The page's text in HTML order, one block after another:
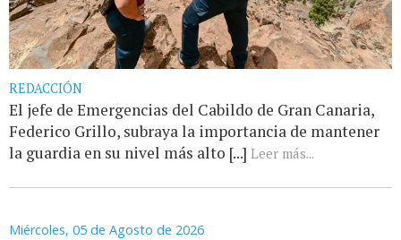
REDACCIÓN
El jefe de Emergencias del Cabildo de Gran Canaria,
Federico Grillo, subraya la importancia de mantener
la guardia en su nivel más alto [...] Leer más...
Miércoles, 05 de Agosto de 2026